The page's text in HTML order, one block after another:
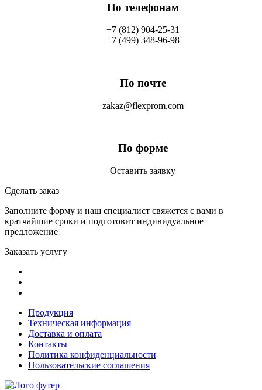
По телефонам
+7 (812) 904-25-31
+7 (499) 348-96-98
По почте
zakaz@flexprom.com
По форме
Оставить заявку
Сделать заказ
Заполните форму и наш специалист свяжется с вами в
кратчайшие сроки и подготовит индивидуальное
предложение
Заказать услугу
Продукция
Техническая информация
Доставка и оплата
Контакты
Политика конфиденциальности
Пользовательские соглашения